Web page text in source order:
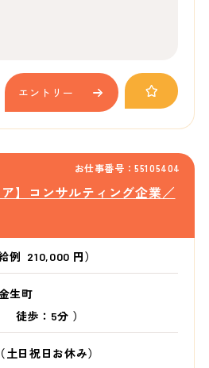
エントリー
お仕事番号：55105404
ア】コンサルティング企業／
例 210,000 円）
生町
徒歩：5分 ）
土日祝日お休み）